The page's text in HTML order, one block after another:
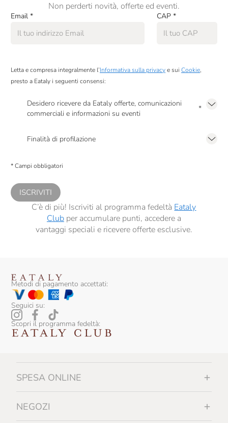
Non perderti novità, offerte ed eventi.
Email * CAP *
Letta e compresa integralmente l’Informativa sulla privacye sui Cookie,
presto a Eataly i seguenti consensi:
Desidero ricevere da Eataly offerte, comunicazioni
commerciali e informazioni su eventi
*
Finalità di profilazione
comunicazioni commerciali personalizzate, in caso di consenso prestato ai
* Campi obbligatori
ISCRIVITI
C’è di più! Iscriviti al programma fedeltà Eataly
Clubper accumulare punti, accedere a
vantaggi speciali e ricevere offerte esclusive.
Metodi di pagamento accettati:
Seguici su:
Scopri il programma fedeltà:
SPESA ONLINE
NEGOZI